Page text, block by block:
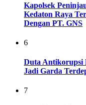
Kapolsek
Kedaton Raya
Dengan PT. GNS
6
Duta Antikorupsi
Jadi Garda
7